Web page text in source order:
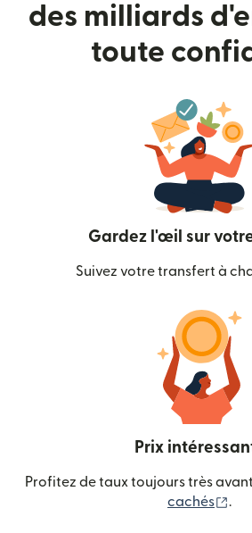
des milliards
toute
Gardez l'œil sur
Suivez votre transfert à
Prix
Profitez de taux toujours très
cachés
.